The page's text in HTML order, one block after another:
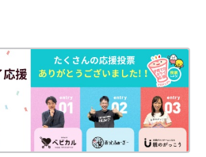
ますが、我慢するのではなく、「こ
だから触ってほしくない」と言って
さんのプライベートゾーンも大切だ
けにもなりますし、「あなたも嫌だ
てね」と伝える機会にもなりますか